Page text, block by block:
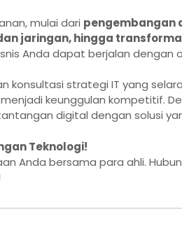
mulai dari pengembangan
jaringan, hingga
Anda dapat berjalan
konsultasi strategi IT yang
keunggulan kompetitif.
digital dengan solusi
Teknologi!
Anda bersama para ahli.